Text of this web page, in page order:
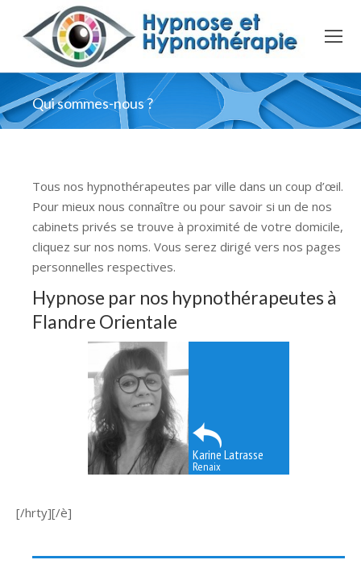
Qui sommes-nous ?
Tous nos hypnothérapeutes par ville dans un coup d’œil.
Pour mieux nous connaître ou pour savoir si un de nos
cabinets privés se trouve à proximité de votre domicile,
cliquez sur nos noms. Vous serez dirigé vers nos pages
personnelles respectives.
Hypnose par nos hypnothérapeutes à
Flandre Orientale
Karine Latrasse
Renaix
[/hrty][/è]